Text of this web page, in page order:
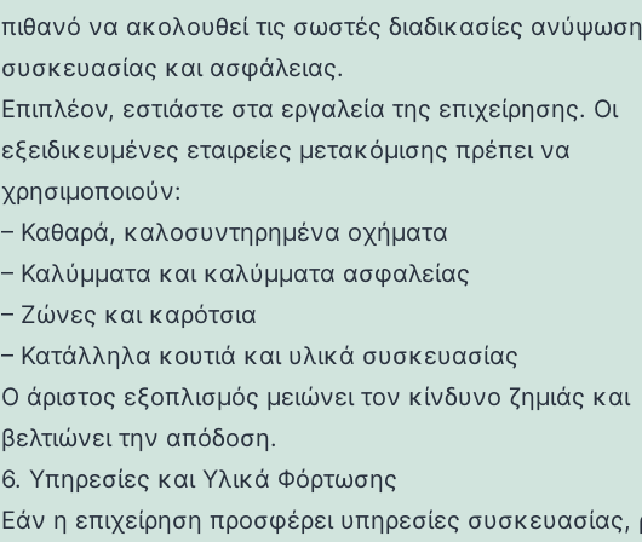
πιθανό να ακολουθεί τις σωστές διαδικασίες
συσκευασίας και ασφάλειας.
Επιπλέον, εστιάστε στα εργαλεία της επιχείρησης. Οι
εξειδικευμένες εταιρείες μετακόμισης πρέπει να
χρησιμοποιούν:
– Καθαρά, καλοσυντηρημένα οχήματα
– Καλύμματα και καλύμματα ασφαλείας
– Ζώνες και καρότσια
– Κατάλληλα κουτιά και υλικά συσκευασίας
Ο άριστος εξοπλισμός μειώνει τον κίνδυνο ζημιάς και
βελτιώνει την απόδοση.
6. Υπηρεσίες και Υλικά Φόρτωσης
Εάν η επιχείρηση προσφέρει υπηρεσίες συσκευασίας,